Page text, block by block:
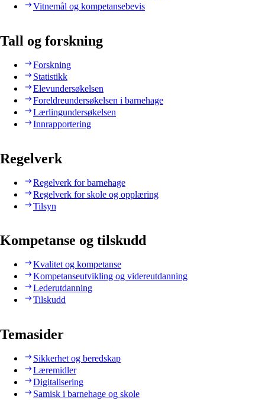
Vitnemål og kompetansebevis
Tall og forskning
Forskning
Statistikk
Elevundersøkelsen
Foreldreundersøkelsen i barnehage
Lærlingundersøkelsen
Innrapportering
Regelverk
Regelverk for barnehage
Regelverk for skole og opplæring
Tilsyn
Kompetanse og tilskudd
Kvalitet og kompetanse
Kompetanseutvikling og videreutdanning
Lederutdanning
Tilskudd
Temasider
Sikkerhet og beredskap
Læremidler
Digitalisering
Samisk i barnehage og skole